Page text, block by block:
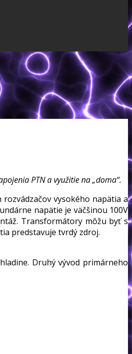
PTN a využitie na „doma“.
vysokého napätia a
napätie je väčšinou 100V
Transformátory môžu byť s
predstavuje tvrdý zdroj.
Druhý vývod primárneho